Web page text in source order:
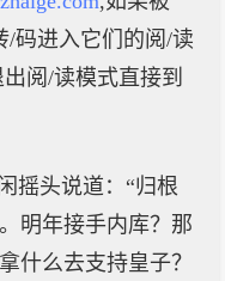
/码进入它们的阅/读
阅/读模式直接到
摇头说道：“归根
明年接手内库？那
什么去支持皇子？